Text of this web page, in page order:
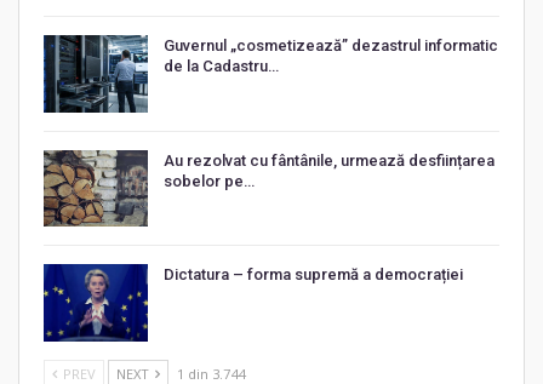
Guvernul „cosmetizează” dezastrul informatic
de la Cadastru…
Au rezolvat cu fântânile, urmează desființarea
sobelor pe…
Dictatura – forma supremă a democrației
PREV NEXT 1 din 3.744